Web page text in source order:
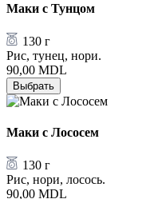
Маки с Тунцом
130 г
Рис, тунец, нори.
90,00 MDL
Выбрать
Маки с Лососем
130 г
Рис, нори, лосось.
90,00 MDL